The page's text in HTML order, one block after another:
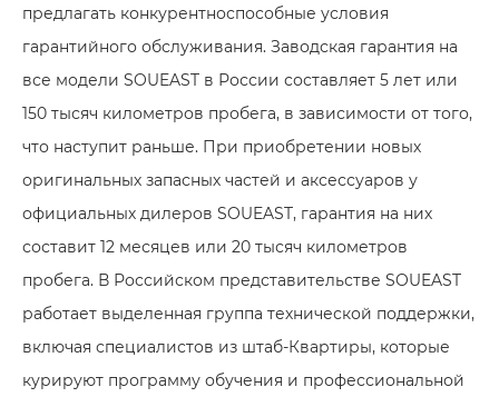
предлагать конкурентноспособные условия
гарантийного обслуживания. Заводская гарантия на
все модели SOUEAST в России составляет 5 лет или
150 тысяч километров пробега, в зависимости от того,
что наступит раньше. При приобретении новых
оригинальных запасных частей и аксессуаров у
официальных дилеров SOUEAST, гарантия на них
составит 12 месяцев или 20 тысяч километров
пробега. В Российском представительстве SOUEAST
работает выделенная группа технической поддержки,
включая специалистов из штаб-Квартиры, которые
курируют программу обучения и профессиональной